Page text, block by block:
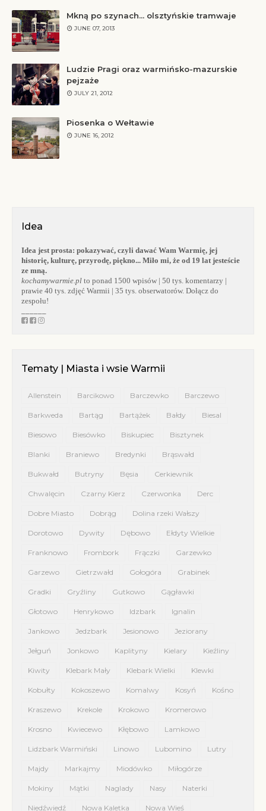
Mkną po szynach... olsztyńskie tramwaje
JUNE 07, 2013
Ludzie Pragi oraz warmińsko-mazurskie
pejzaże
JULY 21, 2012
Piosenka o Wełtawie
JUNE 16, 2012
Idea
Idea jest prosta: pokazywać, czyli dawać Wam Warmię, jej
historię, kulturę, przyrodę, piękno... Miło mi, że od 19 lat jesteście
ze mną.
kochamywarmie.pl to ponad 1500 wpisów | 50 tys. komentarzy |
prawie 40 tys. zdjęć Warmii | 35 tys. obserwatorów. Dołącz do
zespołu!
Tematy | Miasta i wsie Warmii
Allenstein Barcikowo Barczewko Barczewo
Barkweda Bartąg Bartążek Bałdy Biesal
Biesowo Biesówko Biskupiec Bisztynek
Blanki Braniewo Bredynki Brąswałd
Bukwałd Butryny Bęsia Cerkiewnik
Chwalęcin Czarny Kierz Czerwonka Derc
Dobre Miasto Dobrąg Dolina rzeki Wałszy
Dorotowo Dywity Dębowo Ełdyty Wielkie
Franknowo Frombork Frączki Garzewko
Garzewo Gietrzwałd Gołogóra Grabinek
Gradki Gryźliny Gutkowo Gągławki
Głotowo Henrykowo Idzbark Ignalin
Jankowo Jedzbark Jesionowo Jeziorany
Jełguń Jonkowo Kaplityny Kielary Kieźliny
Kiwity Klebark Mały Klebark Wielki Klewki
Kobułty Kokoszewo Komalwy Kosyń Kośno
Kraszewo Krekole Krokowo Kromerowo
Krosno Kwiecewo Kłębowo Lamkowo
Lidzbark Warmiński Linowo Lubomino Lutry
Majdy Markajmy Miodówko Miłogórze
Mokiny Mątki Naglady Nasy Naterki
Niedźwiedź Nowa Kaletka Nowa Wieś